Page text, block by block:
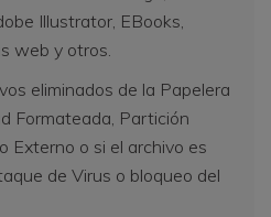
Illustrator, EBooks,
web y otros.
eliminados de la Papelera
Formateada, Partición
Externo o si el archivo es
de Virus o bloqueo del